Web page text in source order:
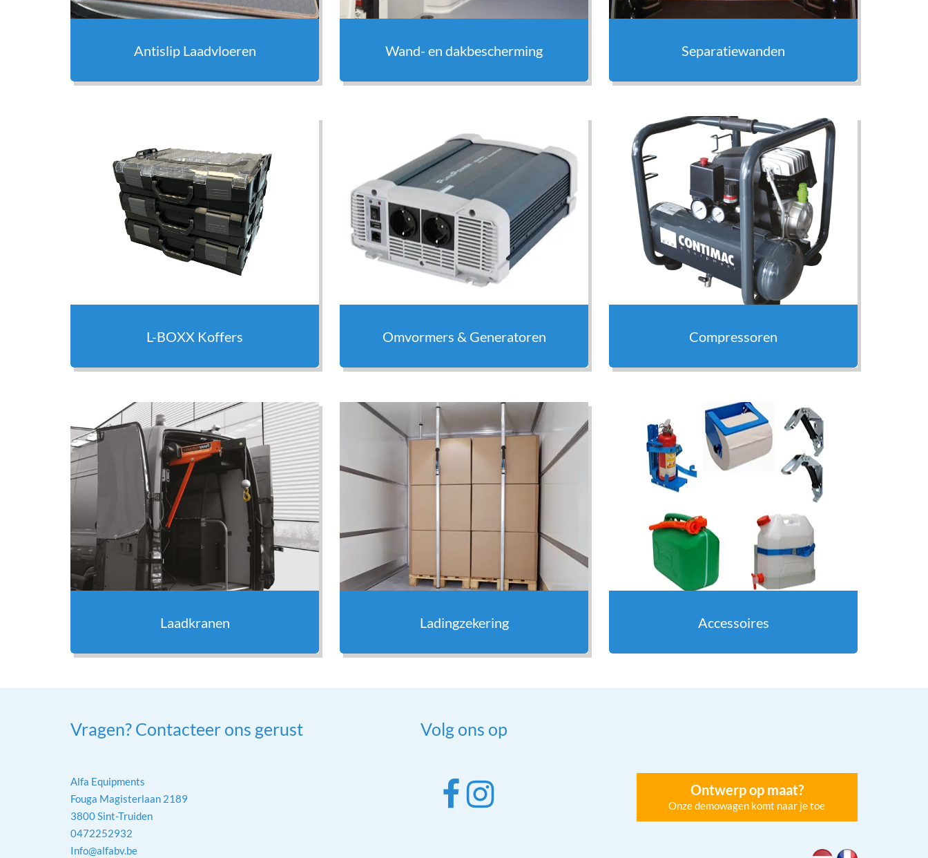
Antislip Laadvloeren Wand- en dakbescherming Separatiewanden
L-BOXX Koffers Omvormers & Generatoren Compressoren
Laadkranen Ladingzekering Accessoires
Vragen? Contacteer ons gerust
Alfa Equipments
Fouga Magisterlaan 2189
3800 Sint-Truiden
0472252932
Info@alfabv.be
Volg ons op
Ontwerp op maat?
Onze demowagen komt naar je toe